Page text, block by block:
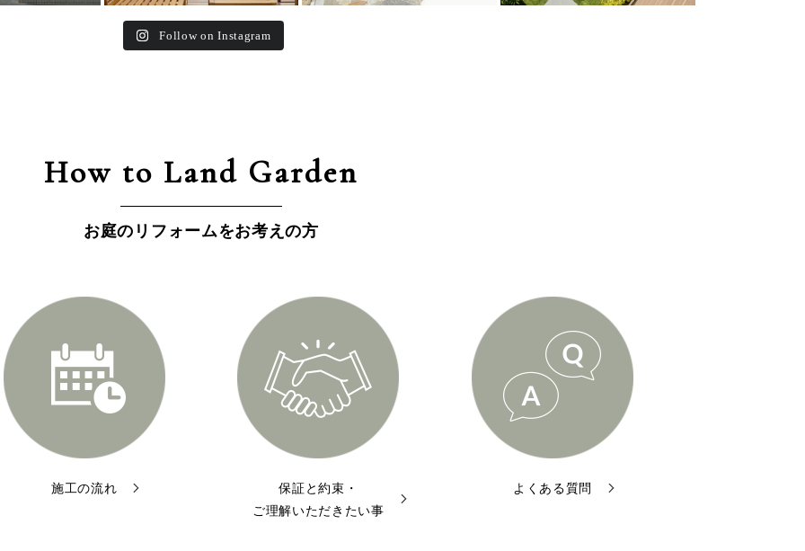
Follow on Instagram
How to Land Garden
お庭のリフォームをお考えの方
施工の流れ
保証と約束・
ご理解いただきたい事
よくある質問